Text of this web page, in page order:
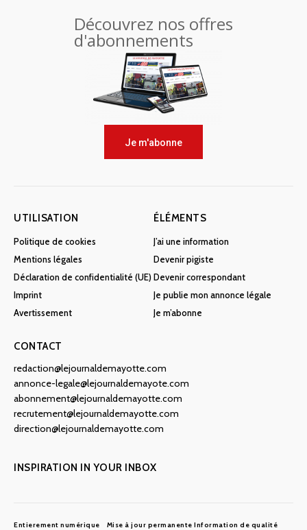
Découvrez nos offres
d'abonnements
Je m'abonne
UTILISATION
Politique de cookies
Mentions légales
Déclaration de confidentialité (UE)
Imprint
Avertissement
ÉLÉMENTS
J’ai une information
Devenir pigiste
Devenir correspondant
Je publie mon annonce légale
Je m’abonne
CONTACT
redaction@lejournaldemayotte.com
annonce-legale@lejournaldemayote.com
abonnement@lejournaldemayotte.com
recrutement@lejournaldemayotte.com
direction@lejournaldemayotte.com
INSPIRATION IN YOUR INBOX
Entierement numérique Mise à jour permanente Information de qualité